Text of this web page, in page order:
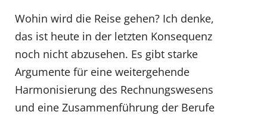
Wohin wird die Reise gehen? Ich denke,
das ist heute in der letzten Konsequenz
noch nicht abzusehen. Es gibt starke
Argumente für eine weitergehende
Harmonisierung des Rechnungswesens
und eine Zusammenführung der Berufe